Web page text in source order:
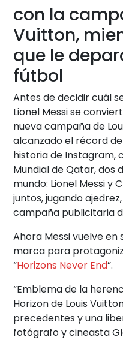
con la
Vuitton,
que le
fútbol
Antes de decidir cuál
Lionel Messi se
nueva campaña de
alcanzado el récord
historia de Instagram,
Mundial de Qatar, dos
mundo: Lionel Messi y
juntos, jugando
campaña publicitaria
Ahora Messi vuelve
marca para
“Horizons Never End”.
“Emblema de la
Horizon de Louis
precedentes y una
fotógrafo y cineasta